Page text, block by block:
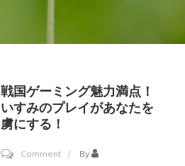
戦国ゲーミング魅力満点！
いすみのプレイがあなたを
虜にする！
Commenton
By